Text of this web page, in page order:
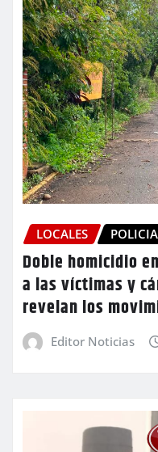
LOCALES
Doble homicidio
a las víctimas y
revelan los
Editor Noticias